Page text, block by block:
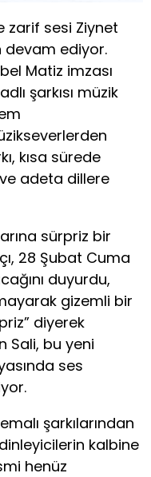
zarif sesi Ziynet
devam ediyor.
Matiz imzası
şarkısı müzik
kısa sürede
adeta dillere
sürpriz bir
28 Şubat Cuma
duyurdu,
gizemli bir
diyerek
Sali, bu yeni
ses
şarkılarından
kalbine
henüz